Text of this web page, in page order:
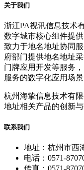
关于我们
浙江PA视讯信息技术
数字城市核心组件提
致力于地名地址协同
府部门提供地名地址
门牌应用开发等服务
服务的数字化应用场景
杭州海挚信息技术有
地址相关产品的创新与
联系我们
地址：杭州市西
电话：0571-